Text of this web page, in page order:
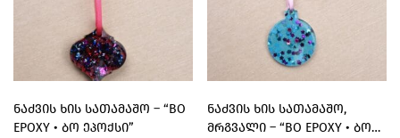
ᲜᲐᲫᲕᲘᲡ ᲮᲘᲡ ᲡᲐᲗᲐᲛᲐᲨᲝ – “BO
EPOXY • ᲑᲝ ᲔᲞᲝᲥᲡᲘ”
ᲜᲐᲫᲕᲘᲡ ᲮᲘᲡ ᲡᲐᲗᲐᲛᲐᲨᲝ,
ᲛᲠᲒᲕᲐᲚᲘ – “BO EPOXY • ᲑᲝ